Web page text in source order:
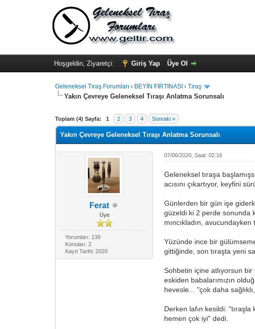
Hoşgeldin, Ziyaretçi: Giriş Yap Üye Ol
Geleneksel Tıraş Forumları › BEYİN FIRTINASI ›Tıraş
Yakın Çevreye Geleneksel Tıraşı Anlatma Sorunsalı
Toplam (4) Sayfa: 1 2 3 4 Sonraki »
Yakın Çevreye Geleneksel Tıraşı Anlatma Sorunsalı
Ferat
Üye
Yorumları: 139
Konuları: 2
Kayıt Tarihi: 2020
07/06/2020, Saat: 02:16
Geleneksel tıraşa
acısını çıkartıyor, keyfini
Günlerden bir gün işe
güzeldi ki 2 perde sonunda
mıncıkladın,
Yüzünde ince bir
gittiğinde, son tıraşta yeni
Sohbetin içine atlıyorsun
eskiden babalarımızın
hevesle... "çok daha
Derken lafın kesildi:
hemen çok iyi" dedi.